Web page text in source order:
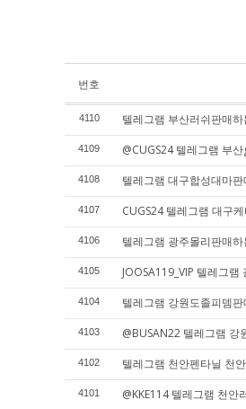
번호
4110 텔레그램 부산러쉬판매
4109 @CUGS24 텔레그램 부
4108 텔레그램 대구합성대마
4107 CUGS24 텔레그램 대구
4106 텔레그램 광주몰리판매
4105 JOOSA119_VIP 텔레그
4104 텔레그램 강원도졸피뎀
4103 @BUSAN22 텔레그램
4102 텔레그램 천안펜타닐 천
4101 @KKE114 텔레그램 천